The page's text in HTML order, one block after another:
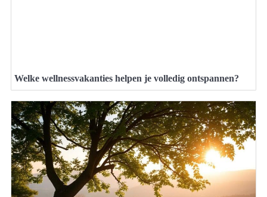
Welke wellnessvakanties helpen je volledig ontspannen?